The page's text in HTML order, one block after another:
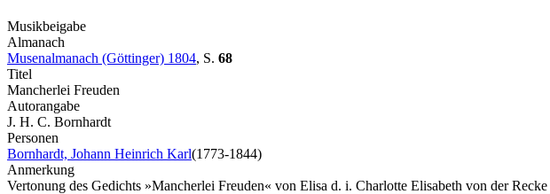
Musikbeigabe
Almanach
Musenalmanach (Göttinger) 1804, S. 68
Titel
Mancherlei Freuden
Autorangabe
J. H. C. Bornhardt
Personen
Bornhardt, Johann Heinrich Karl(1773-1844)
Anmerkung
Vertonung des Gedichts »Mancherlei Freuden« von Elisa d. i. Charlotte Elisabeth von der Recke